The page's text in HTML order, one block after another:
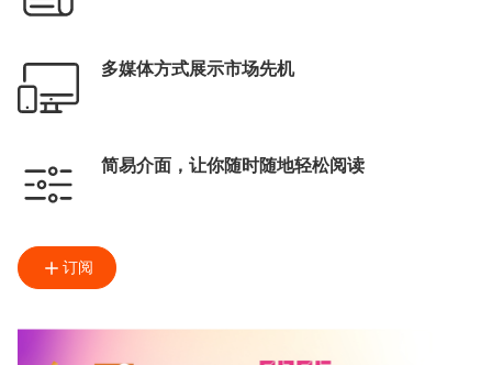
多媒体方式展示市场先机
简易介面，让你随时随地轻松阅读
订阅